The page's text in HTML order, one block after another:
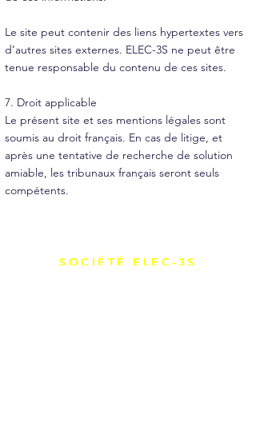
Le site peut contenir des liens hypertextes vers
d’autres sites externes. ELEC-3S ne peut être
tenue responsable du contenu de ces sites.
7. Droit applicable
Le présent site et ses mentions légales sont
soumis au droit français. En cas de litige, et
après une tentative de recherche de solution
amiable, les tribunaux français seront seuls
compétents.
SOCIÉTÉ ELEC-3S